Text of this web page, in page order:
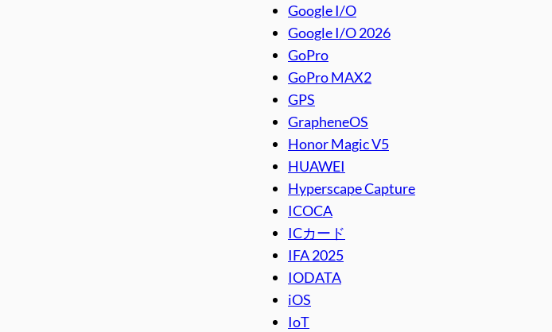
Google I/O
Google I/O 2026
GoPro
GoPro MAX2
GPS
GrapheneOS
Honor Magic V5
HUAWEI
Hyperscape Capture
ICOCA
ICカード
IFA 2025
IODATA
iOS
IoT